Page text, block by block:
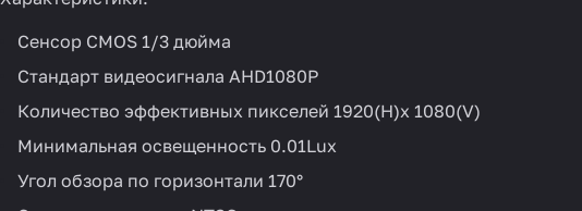
Сенсор CMOS 1/3 дюйма
Стандарт видеосигнала AHD1080P
Количество эффективных пикселей 1920(H)x 1080(V)
Минимальная освещенность 0.01Lux
Угол обзора по горизонтали 170°